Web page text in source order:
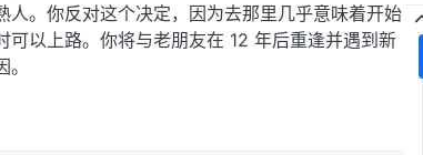
。你反对这个决定，因为去那里几乎意味着开始
以上路。你将与老朋友在 12 年后重逢并遇到新